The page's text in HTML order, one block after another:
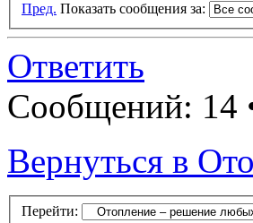
Пред. Показать сообщения за:
Ответить
Сообщений: 14
Вернуться в
Перейти: